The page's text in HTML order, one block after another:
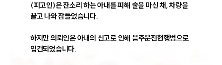
(피고인)은 잔소리 하는 아내를 피해 술을 마신 채, 차량을
끌고 나와 잠들었습니다.
하지만 의뢰인은 아내의 신고로 인해 음주운전현행범으로
입건되었습니다.